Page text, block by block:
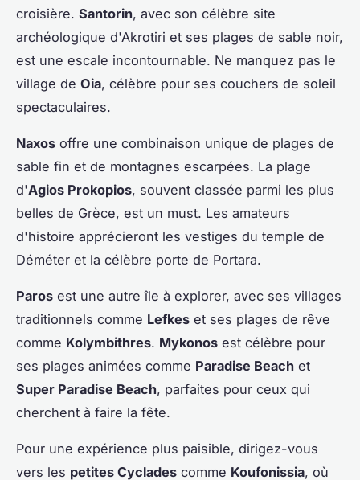
croisière. Santorin, avec son célèbre site
archéologique d'Akrotiri et ses plages de sable noir,
est une escale incontournable. Ne manquez pas le
village de Oia, célèbre pour ses couchers de soleil
spectaculaires.
Naxos offre une combinaison unique de plages de
sable fin et de montagnes escarpées. La plage
d'Agios Prokopios, souvent classée parmi les plus
belles de Grèce, est un must. Les amateurs
d'histoire apprécieront les vestiges du temple de
Déméter et la célèbre porte de Portara.
Paros est une autre île à explorer, avec ses villages
traditionnels comme Lefkes et ses plages de rêve
comme Kolymbithres. Mykonos est célèbre pour
ses plages animées comme Paradise Beach et
Super Paradise Beach, parfaites pour ceux qui
cherchent à faire la fête.
Pour une expérience plus paisible, dirigez-vous
vers les petites Cyclades comme Koufonissia, où